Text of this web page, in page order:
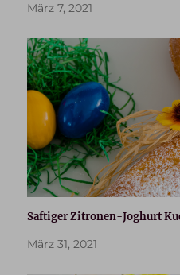
März 7, 2021
Saftiger Zitronen-Joghurt
März 31, 2021